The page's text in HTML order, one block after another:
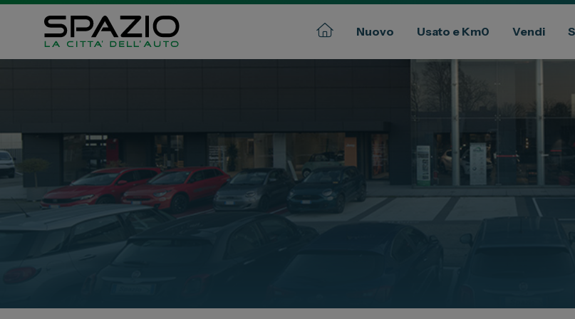
Nuovo Usato e Km0 Vendi
Alfa Romeo
Fiat Professional
Toyota
Gruppo Spazio
Il Gruppo Spazio
Impegno per
Impegno per il
Comunità
Sedi e Recapiti